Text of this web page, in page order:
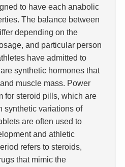
to have each anabolic
The balance between
depending on the
and particular person
have admitted to
synthetic hormones that
muscle mass. Power
for steroid pills, which are
synthetic variations of
are often used to
and athletic
refers to steroids,
that mimic the